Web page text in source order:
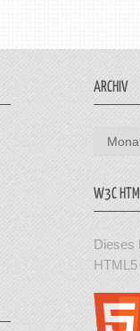
ARCHIV
Archiv
W3C
Dieses